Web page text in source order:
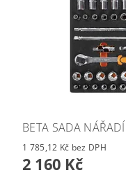
BETA SADA
1 785,12 Kč bez DPH
2 160 Kč